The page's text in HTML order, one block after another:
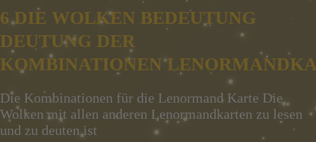
6 DIE WOLKEN BEDEUTUNG
DEUTUNG DER
KOMBINATIONEN
Die Kombinationen für die Lenormand Karte Die
Wolken mit allen anderen Lenormandkarten zu lesen
und zu deuten ist